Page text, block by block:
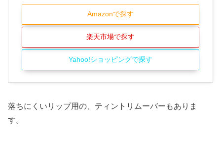
Amazonで探す
楽天市場で探す
Yahoo!ショッピングで探す
落ちにくいリップ用の、ティントリムーバーもありま
す。